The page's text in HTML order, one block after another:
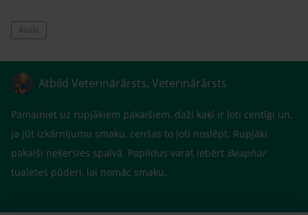
#kaki
Atbild Veterinārārsts, Veterinārārsts
Pamainiet uz rupjākiem pakaišiem, daži kaķi ir ļoti centīgi un,
ja jūt izkārnījumu smaku, cenšas to ļoti noslēpt. Rupjāki
pakaiši neķersies spalvā. Papildus varat iebērt Beaphar
tualetes pūderi, lai nomāc smaku.